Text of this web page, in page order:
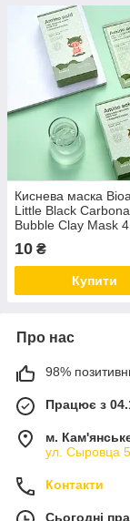
Киснева маска
Little Black
Bubble Clay Mask
штука)
10 ₴
Купити
Про нас
98%
Працює з
м.
ул. Сыровца
Контакти
Сьогодні